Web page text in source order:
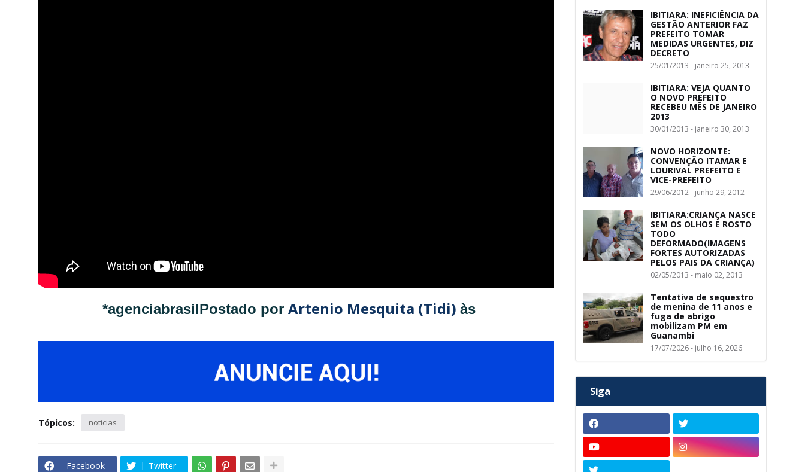
*agenciabrasilPostado por Artenio Mesquita (Tidi) às
Tópicos: noticias
Facebook Twitter
IBITIARA: INEFICIÊNCIA DA
GESTÃO ANTERIOR FAZ
PREFEITO TOMAR
MEDIDAS URGENTES, DIZ
DECRETO
25/01/2013 - janeiro 25, 2013
IBITIARA: VEJA QUANTO
O NOVO PREFEITO
RECEBEU MÊS DE JANEIRO
2013
30/01/2013 - janeiro 30, 2013
NOVO HORIZONTE:
CONVENÇÃO ITAMAR E
LOURIVAL PREFEITO E
VICE-PREFEITO
29/06/2012 - junho 29, 2012
IBITIARA:CRIANÇA NASCE
SEM OS OLHOS E ROSTO
TODO
DEFORMADO(IMAGENS
FORTES AUTORIZADAS
PELOS PAIS DA CRIANÇA)
02/05/2013 - maio 02, 2013
Tentativa de sequestro
de menina de 11 anos e
fuga de abrigo
mobilizam PM em
Guanambi
17/07/2026 - julho 16, 2026
Siga